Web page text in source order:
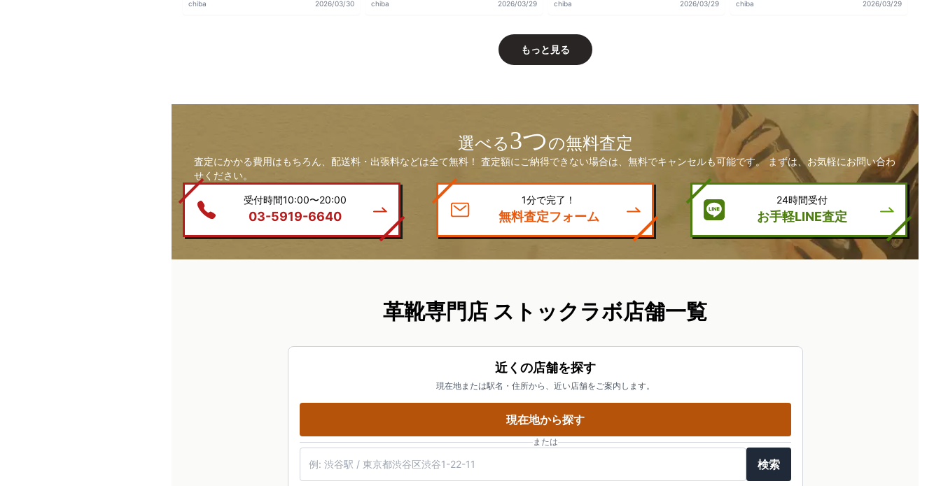
chiba 2026/03/30 chiba 2026/03/29 chiba 2026/03/29 chiba 2026/03/29
もっと見る
選べる3つの無料査定
査定にかかる費用はもちろん、配送料・出張料などは全て無料！ 査定額にご納得できない場合は、無料でキャンセルも可能です。 まずは、お気軽にお問い合わ
せください。
受付時間10:00〜20:00
03-5919-6640
1分で完了！
無料査定フォーム
24時間受付
お手軽LINE査定
革靴専門店 ストックラボ店舗一覧
近くの店舗を探す
現在地または駅名・住所から、近い店舗をご案内します。
現在地から探す
または
検索